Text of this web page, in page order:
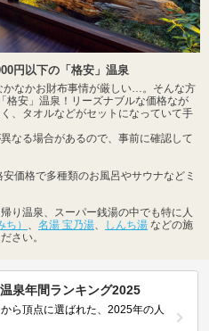
円以下の「格安」温泉
なかお財布事情が厳しい…。そんな方
格安」温泉！リーズナブルな価格なが
、タオルなどがセットになっていて手
なる場合があるので、事前に確認して
安価格で多種類のお風呂やサウナなどミ
り温泉、スーパー銭湯の中でも特に人
） 、 名湯 宝乃湯、 しんち湯 などの施
さい。
泉年間ランキング2025
ら頂点に選ばれた、2025年の人